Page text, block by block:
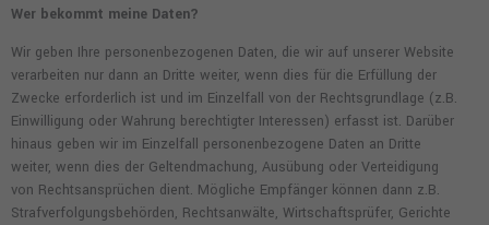
Wer bekommt meine Daten?
Wir geben Ihre personenbezogenen Daten, die wir auf unserer Website
verarbeiten nur dann an Dritte weiter, wenn dies für die Erfüllung der
Zwecke erforderlich ist und im Einzelfall von der Rechtsgrundlage (z.B.
Einwilligung oder Wahrung berechtigter Interessen) erfasst ist. Darüber
hinaus geben wir im Einzelfall personenbezogene Daten an Dritte
weiter, wenn dies der Geltendmachung, Ausübung oder Verteidigung
von Rechtsansprüchen dient. Mögliche Empfänger können dann z.B.
Strafverfolgungsbehörden, Rechtsanwälte, Wirtschaftsprüfer, Gerichte